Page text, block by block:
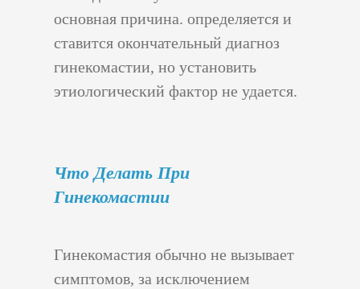
основная причина. определяется и
ставится окончательный диагноз
гинекомастии, но установить
этиологический фактор не удается.
Что Делать При
Гинекомастии
Гинекомастия обычно не вызывает
симптомов, за исключением